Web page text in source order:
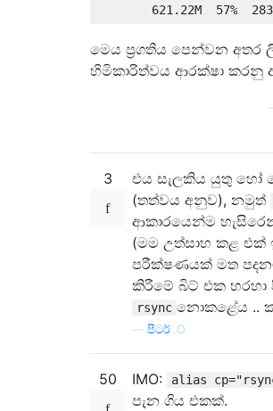
මෙය ප්‍රගතිය පෙන්වන අතර
හිමිකාරිත්වය ආරක්ෂා කරනු
3
එය සැලකිය යුතු හෝ
(තත්වය අනුව), නමුත්
ආකාරයෙන්ම
(මම උත්සාහ කළ එක්
පරීක්ෂණයක් මත
කිරීමේ බිට් එක හරහා
rsync නොකළේය ..
පීටර් .O
50 IMO: alias
පැන ගිය එකක්.